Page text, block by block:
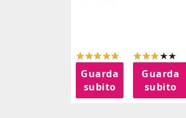
Guarda
subito
Guarda
subito